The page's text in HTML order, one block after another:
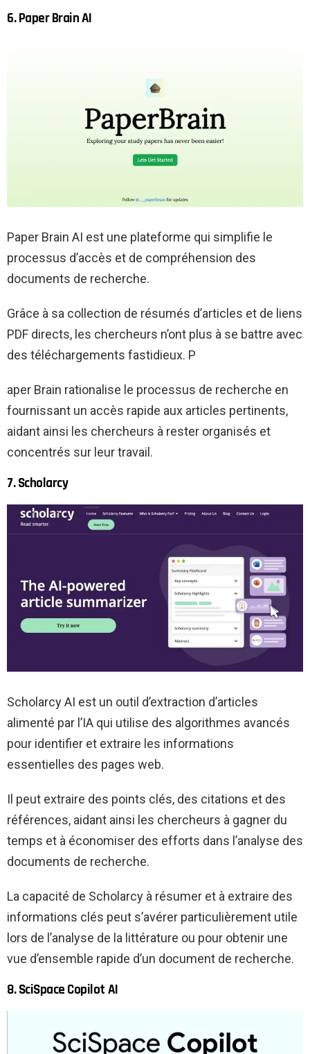
6. Paper Brain AI
Paper Brain AI est une plateforme qui simplifie le
processus d’accès et de compréhension des
documents de recherche.
Grâce à sa collection de résumés d’articles et de liens
PDF directs, les chercheurs n’ont plus à se battre avec
des téléchargements fastidieux. P
aper Brain rationalise le processus de recherche en
fournissant un accès rapide aux articles pertinents,
aidant ainsi les chercheurs à rester organisés et
concentrés sur leur travail.
7. Scholarcy
Scholarcy AI est un outil d’extraction d’articles
alimenté par l’IA qui utilise des algorithmes avancés
pour identifier et extraire les informations
essentielles des pages web.
Il peut extraire des points clés, des citations et des
références, aidant ainsi les chercheurs à gagner du
temps et à économiser des efforts dans l’analyse des
documents de recherche.
La capacité de Scholarcy à résumer et à extraire des
informations clés peut s’avérer particulièrement utile
lors de l’analyse de la littérature ou pour obtenir une
vue d’ensemble rapide d’un document de recherche.
8. SciSpace Copilot AI